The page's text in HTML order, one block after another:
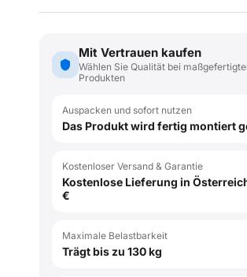
Mit Vertrauen kaufen
Wählen Sie Qualität bei
Produkten
Auspacken und sofort nutzen
Das Produkt wird fertig montiert
Kostenloser Versand & Garantie
Kostenlose Lieferung in
€
Maximale Belastbarkeit
Trägt bis zu 130 kg